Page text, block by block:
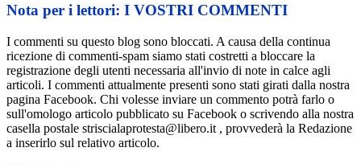
Nota per i lettori: I VOSTRI COMMENTI
I commenti su questo blog sono bloccati. A causa della continua
ricezione di commenti-spam siamo stati costretti a bloccare la
registrazione degli utenti necessaria all'invio di note in calce agli
articoli. I commenti attualmente presenti sono stati girati dalla nostra
pagina Facebook. Chi volesse inviare un commento potrà farlo o
sull'omologo articolo pubblicato su Facebook o scrivendo alla nostra
casella postale striscialaprotesta@libero.it , provvederà la Redazione
a inserirlo sul relativo articolo.